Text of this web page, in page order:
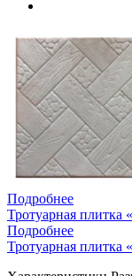
Подробнее
Тротуарная плитка
Подробнее
Тротуарная плитка